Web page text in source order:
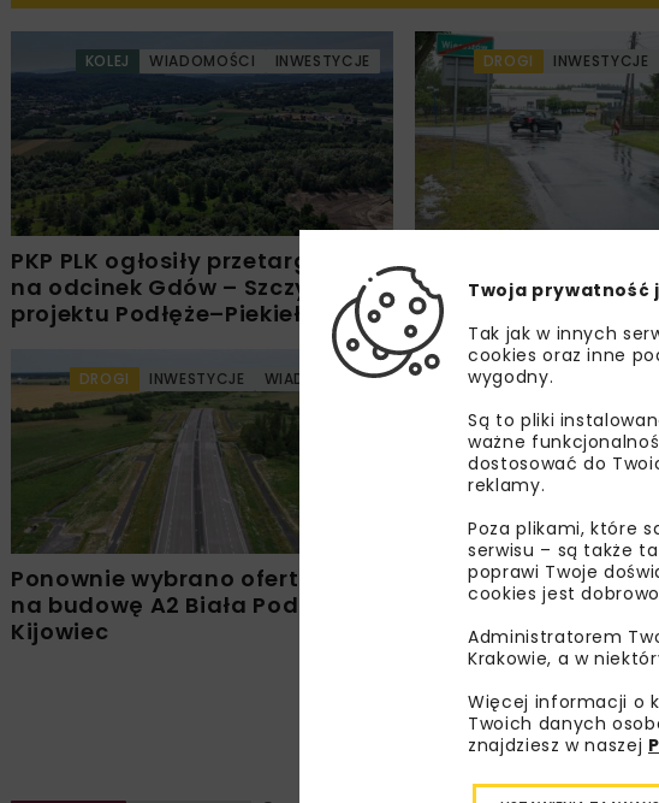
KOLEJ WIADOMOŚCI INWESTYCJE
PKP PLK ogłosiły przetarg
na odcinek Gdów – Szczyrzyc
projektu Podłęże–Piekiełko
DROGI INWESTYCJE
Rozbudowa DW450
Mirkowem a
z dofinansowaniem
DROGI INWESTYCJE WIADOMOŚCI
Ponownie wybrano ofertę
na budowę A2 Biała Podlaska–
Kijowiec
KOLEJ
Nowy wiadukt w
do użytku
Załaduj
Twoja prywatność
Tak jak w innych
cookies oraz inne
wygodny.
Są to pliki
ważne
dostosować do
reklamy.
Poza plikami, które
serwisu – są także
poprawi Twoje
cookies jest
Administratorem
Krakowie, a w
Więcej informacji o
Twoich danych
znajdziesz w naszej